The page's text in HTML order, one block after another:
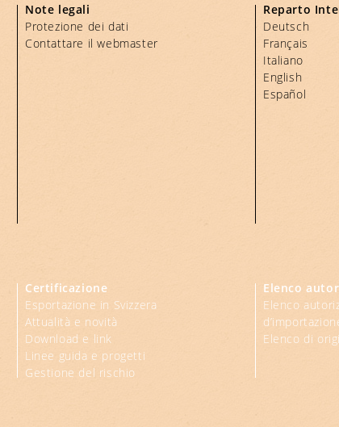
Note legali
Protezione dei dati
Contattare il webmaster
Reparto
Deutsch
Français
Italiano
English
Español
Certificazione
Esportazione in Svizzera
Attualità e novità
Download e link
Linee guida e progetti
Gestione del rischio
Elenco
Elenco
Elenco di